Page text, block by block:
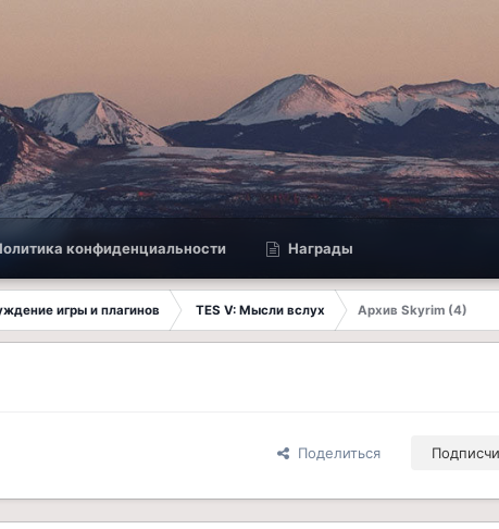
конфиденциальности Награды
игры и плагинов TES V: Мысли вслух
Архив Skyrim (4)
Поделиться